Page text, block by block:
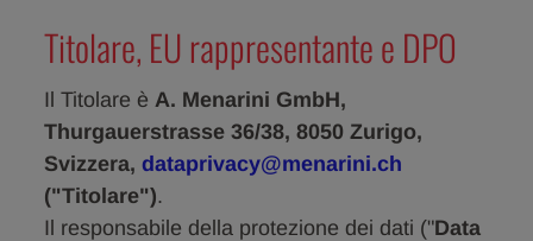
Titolare, EU rappresentante e DPO
Il Titolare èA. Menarini GmbH,
Thurgauerstrasse 36/38, 8050 Zurigo,
Svizzera,dataprivacy@menarini.ch
("Titolare").
Il responsabile della protezione dei dati ("Data